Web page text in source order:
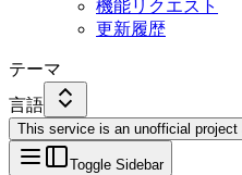
機能リクエスト
更新履歴
テーマ
言語
This service is an unofficial project
Toggle Sidebar